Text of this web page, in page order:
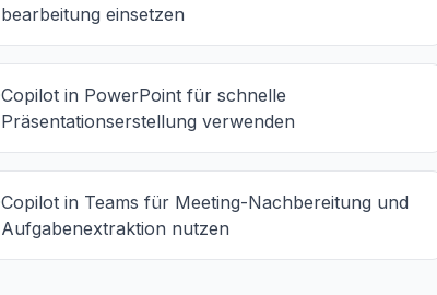
bearbeitung einsetzen
Copilot in PowerPoint für schnelle
Präsentationserstellung verwenden
Copilot in Teams für Meeting-Nachbereitung und
Aufgabenextraktion nutzen